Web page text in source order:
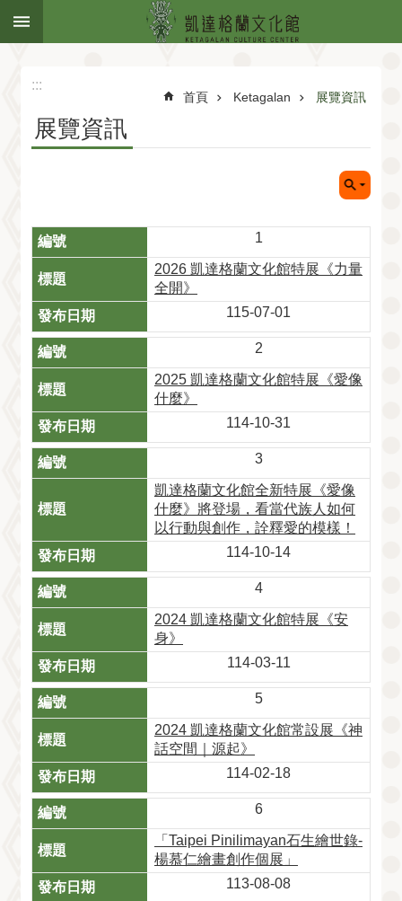
跳到主要內容區塊
:::
首頁 Ketagalan 展覽資訊
展覽資訊
1
2026 凱達格蘭文化館特展《力量
全開》
115-07-01
2
2025 凱達格蘭文化館特展《愛像
什麼》
114-10-31
3
凱達格蘭文化館全新特展《愛像
什麼》將登場，看當代族人如何
以行動與創作，詮釋愛的模樣！
114-10-14
4
2024 凱達格蘭文化館特展《安
身》
114-03-11
5
2024 凱達格蘭文化館常設展《神
話空間｜源起》
114-02-18
6
「Taipei Pinilimayan石生繪世錄-
楊慕仁繪畫創作個展」
113-08-08